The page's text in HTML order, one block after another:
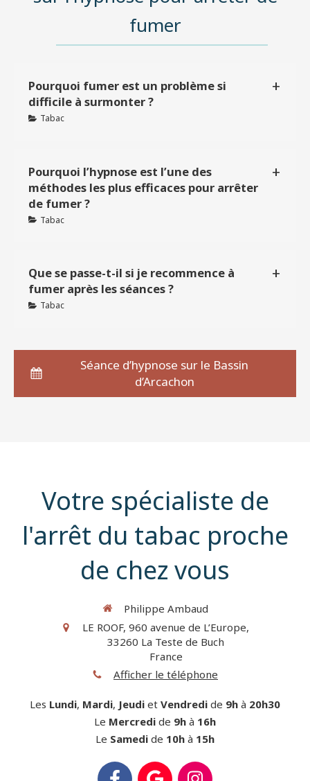
fumer
Pourquoi fumer est un problème si
difficile à surmonter ?
Tabac
Pourquoi l’hypnose est l’une des
méthodes les plus efficaces pour arrêter
de fumer ?
Tabac
Que se passe-t-il si je recommence à
fumer après les séances ?
Tabac
Séance d’hypnose sur le Bassin
d’Arcachon
Votre spécialiste de
l'arrêt du tabac proche
de chez vous
Philippe Ambaud
LE ROOF, 960 avenue de L’Europe,
33260 La Teste de Buch
France
Afficher le téléphone
Les Lundi, Mardi, Jeudi et Vendredi de 9h à 20h30
Le Mercredi de 9h à 16h
Le Samedi de 10h à 15h